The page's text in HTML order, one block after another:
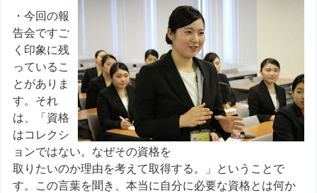
・今回の報
告会ですご
く印象に残
っているこ
とがありま
す。それ
は、「資格
はコレクシ
ョンではない。なぜその資格を
取りたいのか理由を考えて取得する。」ということで
す。この言葉を聞き、本当に自分に必要な資格とは何か